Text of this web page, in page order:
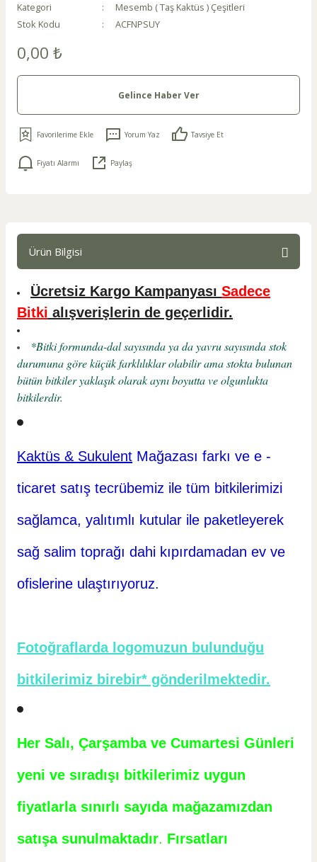
Kategori
Mesemb ( Taş Kaktüs ) Çeşitleri
Stok Kodu
ACFNPSUY
0,00 ₺
Gelince Haber Ver
Yorum Yaz Tavsiye Et
Fiyatı Alarmı Paylaş
Ürün Bilgisi
Ücretsiz Kargo Kampanyası Sadece
Bitki alışverişlerin de geçerlidir.
*Bitki formunda-dal sayısında ya da yavru sayısında stok
durumuna göre küçük farklılıklar olabilir ama stokta bulunan
bütün bitkiler yaklaşık olarak aynı boyutta ve olgunlukta
bitkilerdir.
Kaktüs & Sukulent Mağazası farkı ve e -
ticaret satış tecrübemiz ile tüm bitkilerimizi
sağlamca, yalıtımlı kutular ile paketleyerek
sağ salim toprağı dahi kıpırdamadan ev ve
ofislerine ulaştırıyoruz.
Fotoğraflarda logomuzun bulunduğu
bitkilerimiz birebir* gönderilmektedir.
Her Salı, Çarşamba ve Cumartesi Günleri
yeni ve sıradışı bitkilerimiz uygun
fiyatlarla sınırlı sayıda mağazamızdan
satışa sunulmaktadır. Fırsatları